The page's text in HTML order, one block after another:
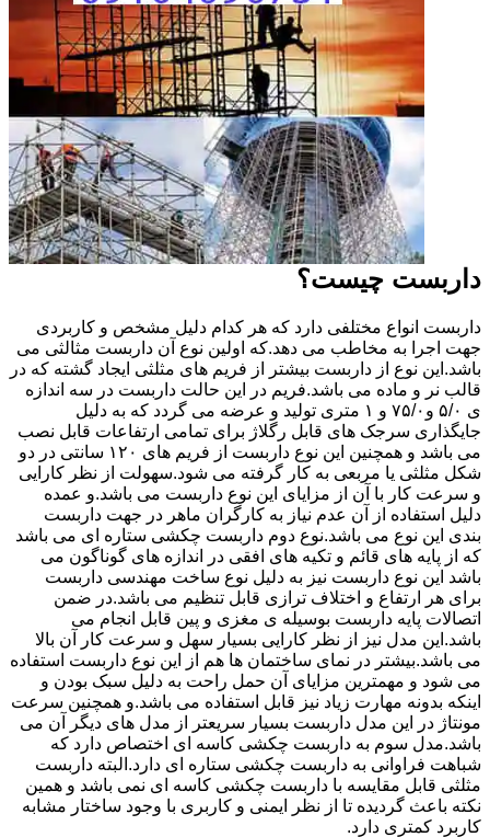
داربست چیست؟
داربست انواع مختلفی دارد که هر کدام دلیل مشخص و کاربردی
جهت اجرا به مخاطب می دهد.که اولین نوع آن داربست مثالثی می
باشد.این نوع از داربست بیشتر از فریم های مثلثی ایجاد گشته که در
قالب نر و ماده می باشد.فریم در این حالت داربست در سه اندازه
ی ۵/۰ و۷۵/۰ و ۱ متری تولید و عرضه می گردد که به دلیل
جایگذاری سرجک های قابل رگلاژ برای تمامی ارتفاعات قابل نصب
می باشد و همچنین این نوع داربست از فریم های ۱۲۰ سانتی در دو
شکل مثلثی یا مربعی به کار گرفته می شود.سهولت از نظر کارایی
و سرعت کار با آن از مزایای این نوع داربست می باشد.و عمده
دلیل استفاده از آن عدم نیاز به کارگران ماهر در جهت داربست
بندی این نوع می باشد.نوع دوم داربست چکشی ستاره ای می باشد
که از پایه های قائم و تکیه های افقی در اندازه های گوناگون می
باشد این نوع داربست نیز به دلیل نوع ساخت مهندسی داربست
برای هر ارتفاع و اختلاف ترازی قابل تنظیم می باشد.در ضمن
اتصالات پایه داربست بوسیله ی مغزی و پین قابل انجام می
باشد.این مدل نیز از نظر کارایی بسیار سهل و سرعت کار آن بالا
می باشد.بیشتر در نمای ساختمان ها هم از این نوع داربست استفاده
می شود و مهمترین مزایای آن حمل راحت به دلیل سبک بودن و
اینکه بدونه مهارت زیاد نیز قابل استفاده می باشد.و همچنین سرعت
مونتاژ در این مدل داربست بسیار سریعتر از مدل های دیگر آن می
باشد.مدل سوم به داربست چکشی کاسه ای اختصاص دارد که
شباهت فراوانی به داربست چکشی ستاره ای دارد.البته داربست
مثلثی قابل مقایسه با داربست چکشی کاسه ای نمی باشد و همین
نکته باعث گردیده تا از نظر ایمنی و کاربری با وجود ساختار مشابه
کاربرد کمتری دارد.